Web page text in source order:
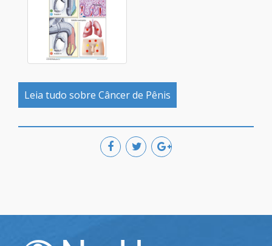
Leia tudo sobre Câncer de Pênis